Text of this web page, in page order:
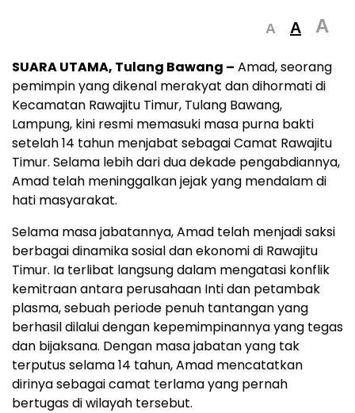
A A A
SUARA UTAMA, Tulang Bawang – Amad, seorang
pemimpin yang dikenal merakyat dan dihormati di
Kecamatan Rawajitu Timur, Tulang Bawang,
Lampung, kini resmi memasuki masa purna bakti
setelah 14 tahun menjabat sebagai Camat Rawajitu
Timur. Selama lebih dari dua dekade pengabdiannya,
Amad telah meninggalkan jejak yang mendalam di
hati masyarakat.
Selama masa jabatannya, Amad telah menjadi saksi
berbagai dinamika sosial dan ekonomi di Rawajitu
Timur. Ia terlibat langsung dalam mengatasi konflik
kemitraan antara perusahaan Inti dan petambak
plasma, sebuah periode penuh tantangan yang
berhasil dilalui dengan kepemimpinannya yang tegas
dan bijaksana. Dengan masa jabatan yang tak
terputus selama 14 tahun, Amad mencatatkan
dirinya sebagai camat terlama yang pernah
bertugas di wilayah tersebut.